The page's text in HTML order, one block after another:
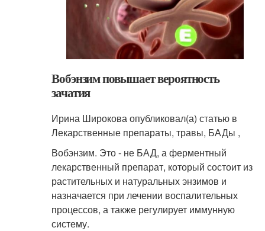
Вобэнзим повышает вероятность
зачатия
Ирина Широкова опубликовал(а) статью в
Лекарственные препараты, травы, БАДы ,
Вобэнзим. Это - не БАД, а ферментный
лекарственный препарат, который состоит из
растительных и натуральных энзимов и
назначается при лечении воспалительных
процессов, а также регулирует иммунную
систему.